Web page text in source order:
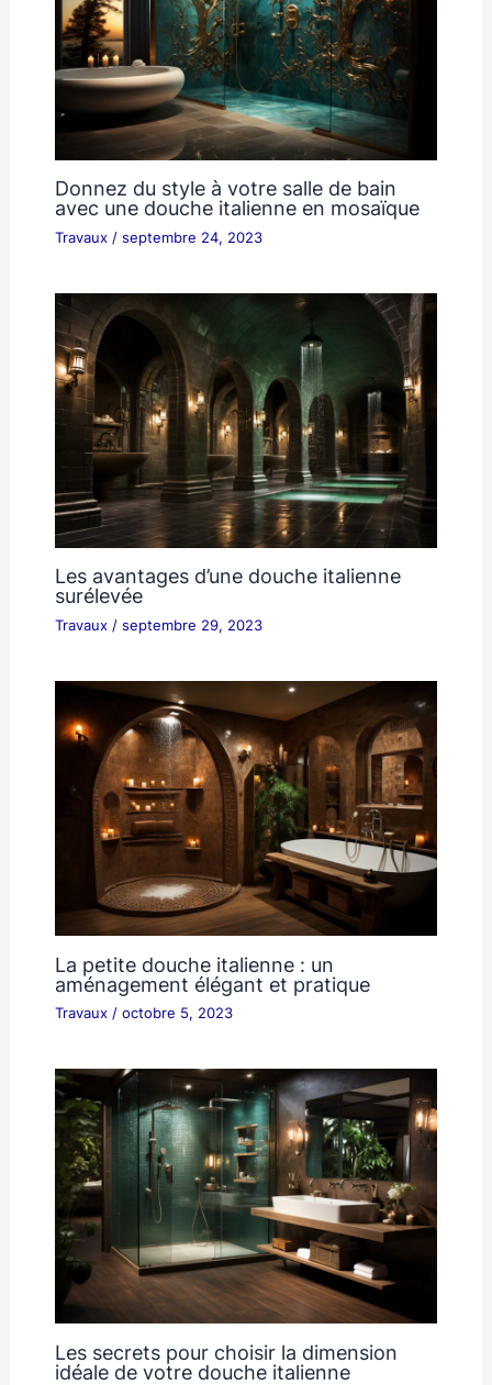
Donnez du style à votre salle de bain
avec une douche italienne en mosaïque
Travaux/ septembre 24, 2023
Les avantages d’une douche italienne
surélevée
Travaux/ septembre 29, 2023
La petite douche italienne : un
aménagement élégant et pratique
Travaux/ octobre 5, 2023
Les secrets pour choisir la dimension
idéale de votre douche italienne